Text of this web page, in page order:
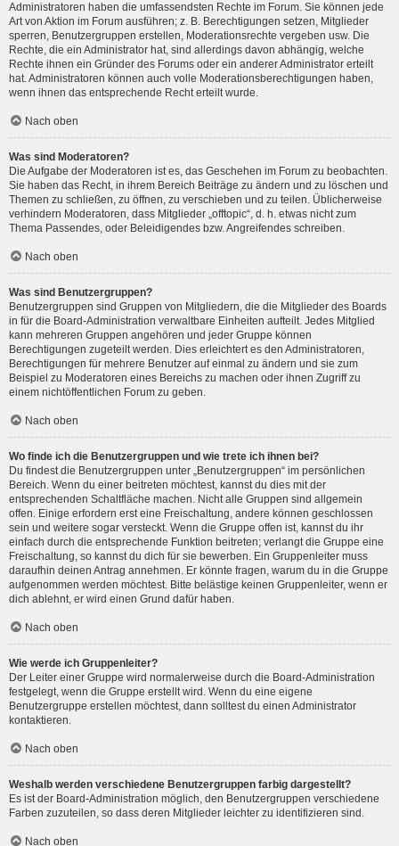
Administratoren haben die umfassendsten Rechte im Forum. Sie können jede
Art von Aktion im Forum ausführen; z. B. Berechtigungen setzen, Mitglieder
sperren, Benutzergruppen erstellen, Moderationsrechte vergeben usw. Die
Rechte, die ein Administrator hat, sind allerdings davon abhängig, welche
Rechte ihnen ein Gründer des Forums oder ein anderer Administrator erteilt
hat. Administratoren können auch volle Moderationsberechtigungen haben,
wenn ihnen das entsprechende Recht erteilt wurde.
Nach oben
Was sind Moderatoren?
Die Aufgabe der Moderatoren ist es, das Geschehen im Forum zu beobachten.
Sie haben das Recht, in ihrem Bereich Beiträge zu ändern und zu löschen und
Themen zu schließen, zu öffnen, zu verschieben und zu teilen. Üblicherweise
verhindern Moderatoren, dass Mitglieder „offtopic“, d. h. etwas nicht zum
Thema Passendes, oder Beleidigendes bzw. Angreifendes schreiben.
Nach oben
Was sind Benutzergruppen?
Benutzergruppen sind Gruppen von Mitgliedern, die die Mitglieder des Boards
in für die Board-Administration verwaltbare Einheiten aufteilt. Jedes Mitglied
kann mehreren Gruppen angehören und jeder Gruppe können
Berechtigungen zugeteilt werden. Dies erleichtert es den Administratoren,
Berechtigungen für mehrere Benutzer auf einmal zu ändern und sie zum
Beispiel zu Moderatoren eines Bereichs zu machen oder ihnen Zugriff zu
einem nichtöffentlichen Forum zu geben.
Nach oben
Wo finde ich die Benutzergruppen und wie trete ich ihnen bei?
Du findest die Benutzergruppen unter „Benutzergruppen“ im persönlichen
Bereich. Wenn du einer beitreten möchtest, kannst du dies mit der
entsprechenden Schaltfläche machen. Nicht alle Gruppen sind allgemein
offen. Einige erfordern erst eine Freischaltung, andere können geschlossen
sein und weitere sogar versteckt. Wenn die Gruppe offen ist, kannst du ihr
einfach durch die entsprechende Funktion beitreten; verlangt die Gruppe eine
Freischaltung, so kannst du dich für sie bewerben. Ein Gruppenleiter muss
daraufhin deinen Antrag annehmen. Er könnte fragen, warum du in die Gruppe
aufgenommen werden möchtest. Bitte belästige keinen Gruppenleiter, wenn er
dich ablehnt, er wird einen Grund dafür haben.
Nach oben
Wie werde ich Gruppenleiter?
Der Leiter einer Gruppe wird normalerweise durch die Board-Administration
festgelegt, wenn die Gruppe erstellt wird. Wenn du eine eigene
Benutzergruppe erstellen möchtest, dann solltest du einen Administrator
kontaktieren.
Nach oben
Weshalb werden verschiedene Benutzergruppen farbig dargestellt?
Es ist der Board-Administration möglich, den Benutzergruppen verschiedene
Farben zuzuteilen, so dass deren Mitglieder leichter zu identifizieren sind.
Nach oben